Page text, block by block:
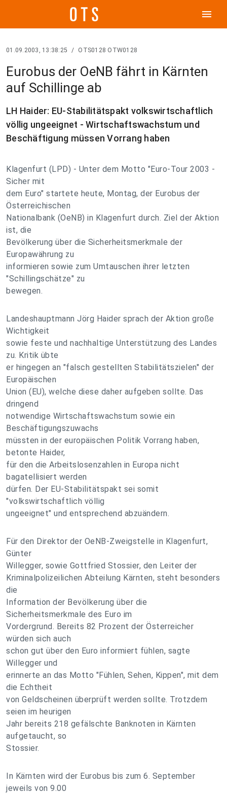
menu
01.09.2003, 13:38:25 / OTS0128 OTW0128
Eurobus der OeNB fährt in Kärnten
auf Schillinge ab
LH Haider: EU-Stabilitätspakt volkswirtschaftlich
völlig ungeeignet - Wirtschaftswachstum und
Beschäftigung müssen Vorrang haben
Klagenfurt (LPD) - Unter dem Motto "Euro-Tour 2003 -
Sicher mit
dem Euro" startete heute, Montag, der Eurobus der
Österreichischen
Nationalbank (OeNB) in Klagenfurt durch. Ziel der Aktion
ist, die
Bevölkerung über die Sicherheitsmerkmale der
Europawährung zu
informieren sowie zum Umtauschen ihrer letzten
"Schillingschätze" zu
bewegen.
Landeshauptmann Jörg Haider sprach der Aktion große
Wichtigkeit
sowie feste und nachhaltige Unterstützung des Landes
zu. Kritik übte
er hingegen an "falsch gestellten Stabilitätszielen" der
Europäischen
Union (EU), welche diese daher aufgeben sollte. Das
dringend
notwendige Wirtschaftswachstum sowie ein
Beschäftigungszuwachs
müssten in der europäischen Politik Vorrang haben,
betonte Haider,
für den die Arbeitslosenzahlen in Europa nicht
bagatellisiert werden
dürfen. Der EU-Stabilitätspakt sei somit
"volkswirtschaftlich völlig
ungeeignet" und entsprechend abzuändern.
Für den Direktor der OeNB-Zweigstelle in Klagenfurt,
Günter
Willegger, sowie Gottfried Stossier, den Leiter der
Kriminalpolizeilichen Abteilung Kärnten, steht besonders
die
Information der Bevölkerung über die
Sicherheitsmerkmale des Euro im
Vordergrund. Bereits 82 Prozent der Österreicher
würden sich auch
schon gut über den Euro informiert fühlen, sagte
Willegger und
erinnerte an das Motto "Fühlen, Sehen, Kippen", mit dem
die Echtheit
von Geldscheinen überprüft werden sollte. Trotzdem
seien im heurigen
Jahr bereits 218 gefälschte Banknoten in Kärnten
aufgetaucht, so
Stossier.
In Kärnten wird der Eurobus bis zum 6. September
jeweils von 9.00